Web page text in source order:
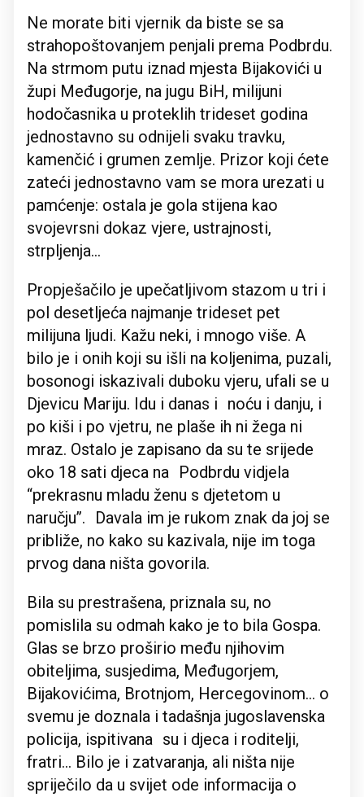
Ne morate biti vjernik da biste se sa
strahopoštovanjem penjali prema Podbrdu.
Na strmom putu iznad mjesta Bijakovići u
župi Međugorje, na jugu BiH, milijuni
hodočasnika u proteklih trideset godina
jednostavno su odnijeli svaku travku,
kamenčić i grumen zemlje. Prizor koji ćete
zateći jednostavno vam se mora urezati u
pamćenje: ostala je gola stijena kao
svojevrsni dokaz vjere, ustrajnosti,
strpljenja...
Propješačilo je upečatljivom stazom u tri i
pol desetljeća najmanje trideset pet
milijuna ljudi. Kažu neki, i mnogo više. A
bilo je i onih koji su išli na koljenima, puzali,
bosonogi iskazivali duboku vjeru, ufali se u
Djevicu Mariju. Idu i danas i noću i danju, i
po kiši i po vjetru, ne plaše ih ni žega ni
mraz. Ostalo je zapisano da su te srijede
oko 18 sati djeca na Podbrdu vidjela
“prekrasnu mladu ženu s djetetom u
naručju’’. Davala im je rukom znak da joj se
približe, no kako su kazivala, nije im toga
prvog dana ništa govorila.
Bila su prestrašena, priznala su, no
pomislila su odmah kako je to bila Gospa.
Glas se brzo proširio među njihovim
obiteljima, susjedima, Međugorjem,
Bijakovićima, Brotnjom, Hercegovinom… o
svemu je doznala i tadašnja jugoslavenska
policija, ispitivana su i djeca i roditelji,
fratri... Bilo je i zatvaranja, ali ništa nije
spriječilo da u svijet ode informacija o